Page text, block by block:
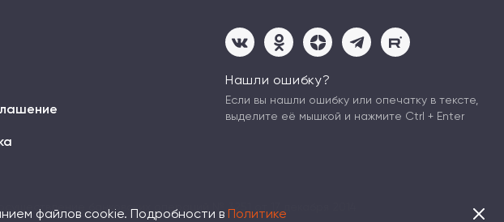
Нашли ошибку?
Если вы нашли ошибку или опечатку в тексте,
выделите её мышкой и нажмите Ctrl + Enter
банковских операций № 3251 от 17 декабря 2014
файлов cookie. Подробности в Политике